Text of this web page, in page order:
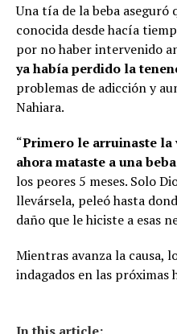
Una tía de la beba
conocida desde hacía
por no haber intervenido
ya había perdido la
problemas de adicción y
Nahiara.
“Primero le arruinaste la
ahora mataste a una
los peores 5 meses. Solo
llevársela, peleó hasta
daño que le hiciste a esas
Mientras avanza la causa,
indagados en las próximas